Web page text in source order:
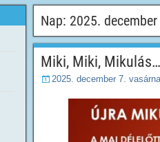
Nap: 2025.
Miki, Miki, Mikulás…
2025. december 7.